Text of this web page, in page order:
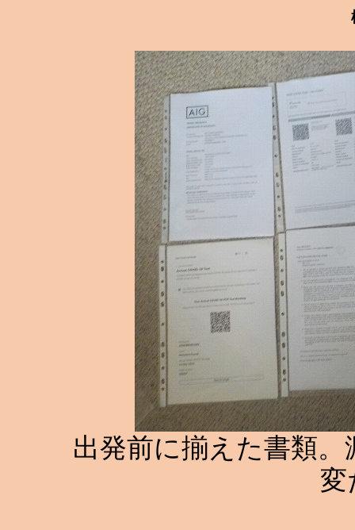
出発前に揃えた書類
変